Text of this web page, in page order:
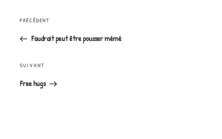
de
l’article
Article
précédent
PRÉCÉDENT
Faudrait peut être pousser mémé
Article
suivant
SUIVANT
Free hugs